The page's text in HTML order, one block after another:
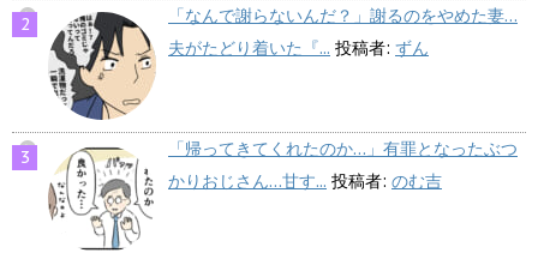
「なんで謝らないんだ？」謝るのをやめた妻…
夫がたどり着いた『... 投稿者: ずん
「帰ってきてくれたのか…」有罪となったぶつ
かりおじさん…甘す... 投稿者: のむ吉